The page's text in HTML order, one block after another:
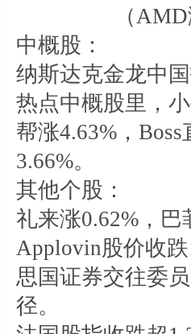
（
中概股：
纳斯达克金龙中
热点中概股里，
帮涨4.63%，
3.66%。
其他个股：
礼来涨0.62%，
Applovin股价收
思国证券交往委
径。